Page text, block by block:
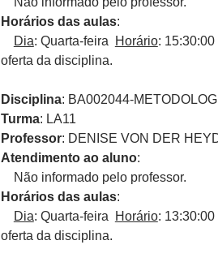
Horários das aulas:
Dia: Quarta-feira Horário: 15:30:00
oferta da disciplina.
Disciplina: BA002044-
Turma: LA11
Professor: DENISE VON DER
Atendimento ao aluno:
Não informado pelo professor.
Horários das aulas:
Dia: Quarta-feira Horário: 13:30:00
oferta da disciplina.